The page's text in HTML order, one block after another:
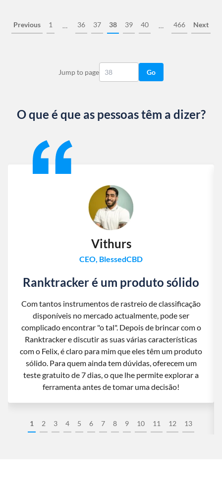
Previous 1 … 36 37 38 39 40 … 466 Next
Jump to page Go
O que é que as pessoas têm a dizer?
1 2 3 4 5 6 7 8 9 10 11 12 13
Vithurs
CEO, BlessedCBD
Ranktracker é um produto sólido
Com tantos instrumentos de rastreio de classificação
disponíveis no mercado actualmente, pode ser
complicado encontrar "o tal". Depois de brincar com o
Ranktracker e discutir as suas várias características
com o Felix, é claro para mim que eles têm um produto
sólido. Para quem ainda tem dúvidas, oferecem um
teste gratuito de 7 dias, o que lhe permite explorar a
ferramenta antes de tomar uma decisão!